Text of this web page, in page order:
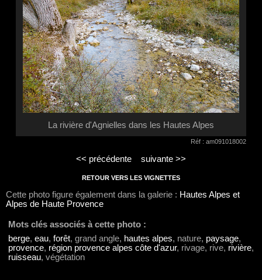
La rivière d'Agnielles dans les Hautes Alpes
Réf : am091018002
<< précédente suivante >>
RETOUR VERS LES VIGNETTES
Cette photo figure également dans la galerie : Hautes Alpes et
Alpes de Haute Provence
Mots clés associés à cette photo :
berge, eau, forêt, grand angle, hautes alpes, nature, paysage,
provence, région provence alpes côte d'azur, rivage, rive, rivière,
ruisseau, végétation